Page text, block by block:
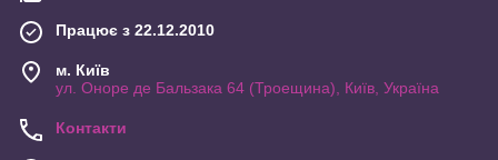
Працює з 22.12.2010
м. Київ
ул. Оноре де Бальзака 64 (Троещина), Київ, Україна
Контакти